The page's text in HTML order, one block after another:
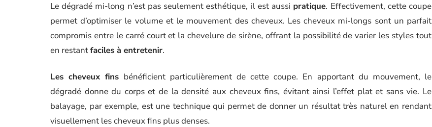
Le dégradé mi-long n’est pas seulement esthétique, il est aussi pratique. Effectivement, cette coupe
permet d’optimiser le volume et le mouvement des cheveux. Les cheveux mi-longs sont un parfait
compromis entre le carré court et la chevelure de sirène, offrant la possibilité de varier les styles tout
en restantfaciles à entretenir.
Les cheveux fins bénéficient particulièrement de cette coupe. En apportant du mouvement, le
dégradé donne du corps et de la densité aux cheveux fins, évitant ainsi l’effet plat et sans vie. Le
balayage, par exemple, est une technique qui permet de donner un résultat très naturel en rendant
visuellement les cheveux fins plus denses.